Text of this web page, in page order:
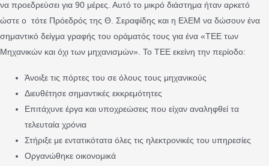
να προεδρεύσει για 90 μέρες. Αυτό το μικρό διάστημα ήταν αρκετό
ώστε ο τότε Πρόεδρός της Θ. Σεραφίδης και η ΕλΕΜ να δώσουν ένα
σημαντικό δείγμα γραφής του οράματός τους για ένα «ΤΕΕ των
Μηχανικών και όχι των μηχανισμών». Το ΤΕΕ εκείνη την περίοδο:
Άνοιξε τις πόρτες του σε όλους τους μηχανικούς
Διευθέτησε σημαντικές εκκρεμότητες
Επιτάχυνε έργα και υποχρεώσεις που είχαν αναληφθεί τα
τελευταία χρόνια
Στήριξε με εντατικότατα όλες τις ηλεκτρονικές του υπηρεσίες
Οργανώθηκε οικονομικά